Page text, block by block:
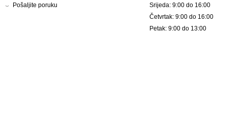
Pošaljite poruku
Srijeda: 9:00 do 16:00
Četvrtak: 9:00 do 16:00
Petak: 9:00 do 13:00